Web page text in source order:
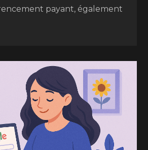
payant, également